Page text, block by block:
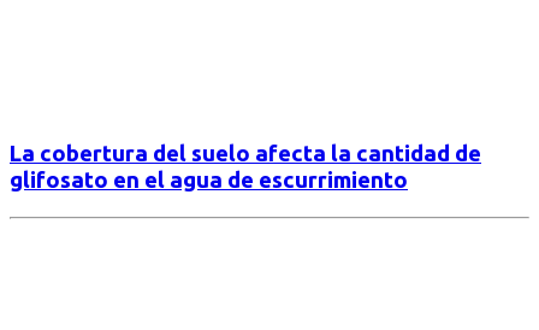
La cobertura del suelo afecta la cantidad de
glifosato en el agua de escurrimiento